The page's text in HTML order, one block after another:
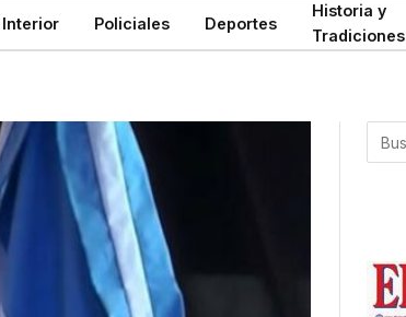
Interior Policiales Deportes
Historia y
Tradiciones